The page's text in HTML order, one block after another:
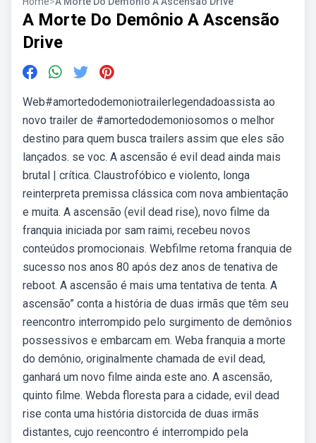
A Morte Do Demônio A Ascensão
Drive
Web#amortedodemoniotrailerlegendadoassista ao
novo trailer de #amortedodemoniosomos o melhor
destino para quem busca trailers assim que eles são
lançados. se voc. A ascensão é evil dead ainda mais
brutal | crítica. Claustrofóbico e violento, longa
reinterpreta premissa clássica com nova ambientação
e muita. A ascensão (evil dead rise), novo filme da
franquia iniciada por sam raimi, recebeu novos
conteúdos promocionais. Webfilme retoma franquia de
sucesso nos anos 80 após dez anos de tenativa de
reboot. A ascensão é mais uma tentativa de tenta. A
ascensão” conta a história de duas irmãs que têm seu
reencontro interrompido pelo surgimento de demônios
possessivos e embarcam em. Weba franquia a morte
do demônio, originalmente chamada de evil dead,
ganhará um novo filme ainda este ano. A ascensão,
quinto filme. Webda floresta para a cidade, evil dead
rise conta uma história distorcida de duas irmãs
distantes, cujo reencontro é interrompido pela